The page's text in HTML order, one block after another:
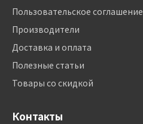
Пользовательское соглашение
Производители
Доставка и оплата
Полезные статьи
Товары со скидкой
Контакты